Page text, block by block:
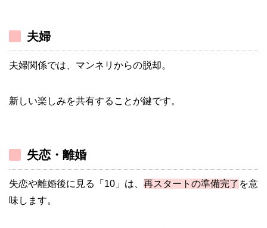
夫婦
夫婦関係では、マンネリからの脱却。
新しい楽しみを共有することが鍵です。
失恋・離婚
失恋や離婚後に見る「10」は、 再スタートの準備完了 を意
味します。